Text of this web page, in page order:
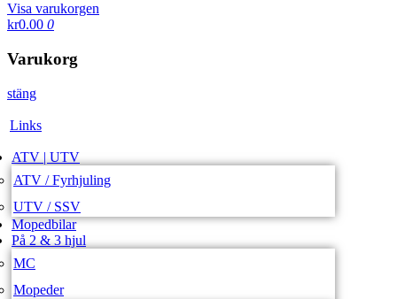
Visa varukorgen
kr0.00 0
Varukorg
stäng
Links
ATV | UTV
ATV / Fyrhjuling
UTV / SSV
Mopedbilar
På 2 & 3 hjul
MC
Mopeder